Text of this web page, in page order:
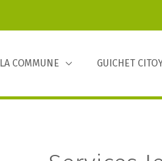
LA COMMUNE GUICHET